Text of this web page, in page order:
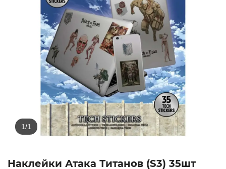
Наклейки Атака Титанов (S3) 35шт